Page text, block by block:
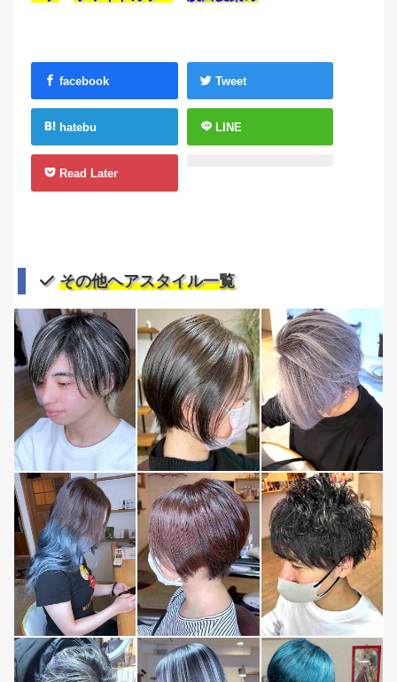
facebook Tweet
hatebu LINE
Read Later
その他ヘアスタイル一覧